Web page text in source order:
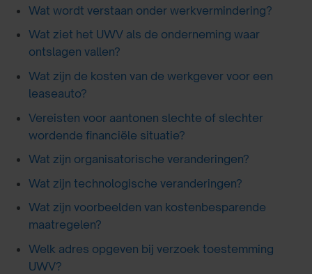
Wat wordt verstaan onder werkvermindering?
Wat ziet het UWV als de onderneming waar
ontslagen vallen?
Wat zijn de kosten van de werkgever voor een
leaseauto?
Vereisten voor aantonen slechte of slechter
wordende financiële situatie?
Wat zijn organisatorische veranderingen?
Wat zijn technologische veranderingen?
Wat zijn voorbeelden van kostenbesparende
maatregelen?
Welk adres opgeven bij verzoek toestemming
UWV?